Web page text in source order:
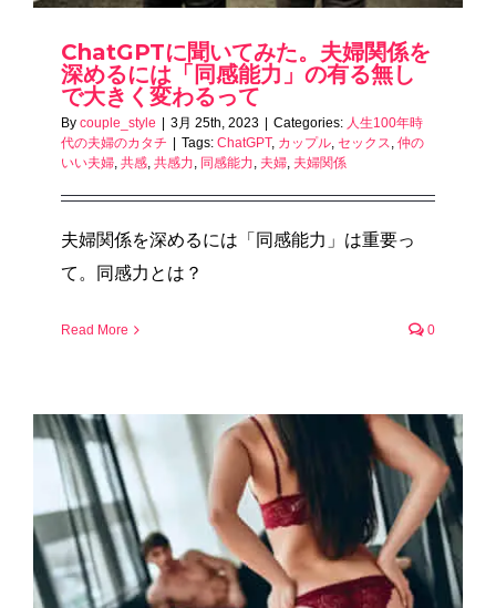
ChatGPTに聞いてみた。夫婦関係を
深めるには「同感能力」の有る無し
で大きく変わるって
By couple_style 3月 25th, 2023 Categories: 人生100年時
代の夫婦のカタチ
Tags: ChatGPT, カップル, セックス, 仲の
いい夫婦, 共感, 共感力, 同感能力, 夫婦, 夫婦関係
夫婦関係を深めるには「同感能力」は重要っ
て。同感力とは？
Read More 0